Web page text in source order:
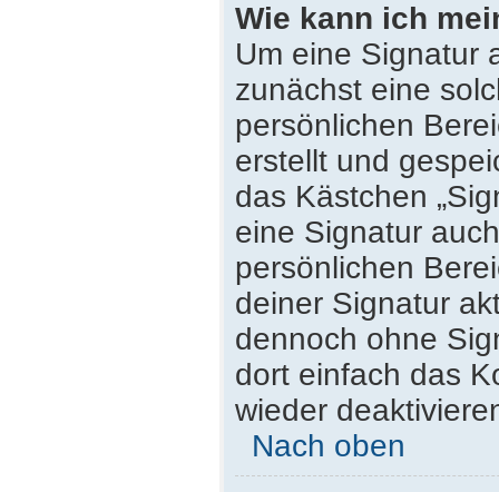
Wie kann ich
Um eine Signatur
zunächst eine
persönlichen
erstellt und
das Kästchen
eine Signatur
persönlichen
deiner Signatur
dennoch ohne
dort einfach das
wieder
Nach oben